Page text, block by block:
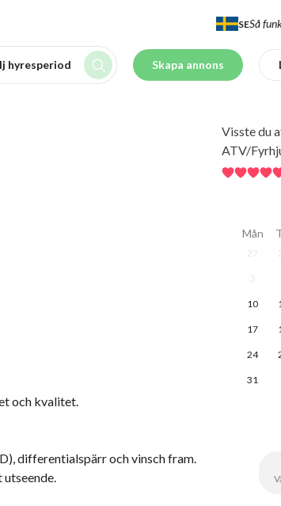
SESå
hyresperiod Skapa annons
och kvalitet.
differentialspärr och vinsch fram.
Visste du
ATV/
Mån
27
3
10
17
24
31